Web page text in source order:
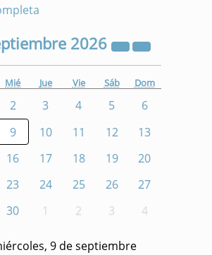
2026
Mié Jue Vie Sáb Dom
2 3 4 5
6
9 10 11 12
13
16 17 18 19
20
23 24 25 26
27
30 1 2 3 4
9 de septiembre